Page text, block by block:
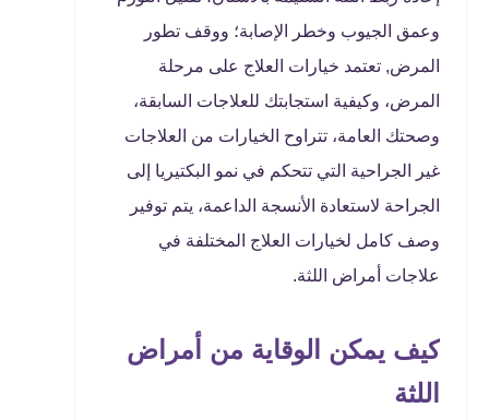
وعمق الجيوب وخطر الإصابة؛ ووقف تطور
المرض, تعتمد خيارات العلاج على مرحلة
المرض، وكيفية استجابتك للعلاجات السابقة،
وصحتك العامة، تتراوح الخيارات من العلاجات
غير الجراحية التي تتحكم في نمو البكتيريا إلى
الجراحة لاستعادة الأنسجة الداعمة، يتم توفير
وصف كامل لخيارات العلاج المختلفة في
علاجات أمراض اللثة.
كيف يمكن الوقاية من أمراض
اللثة